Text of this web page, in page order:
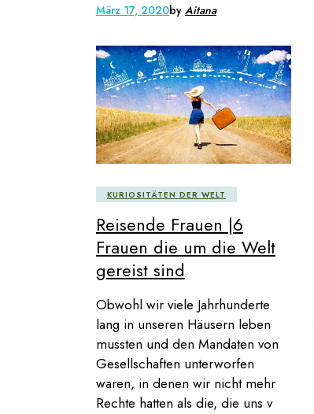
März 17, 2020by Aitana
KURIOSITÄTEN DER WELT
Reisende Frauen |6
Frauen die um die Welt
gereist sind
Obwohl wir viele Jahrhunderte
lang in unseren Häusern leben
mussten und den Mandaten von
Gesellschaften unterworfen
waren, in denen wir nicht mehr
Rechte hatten als die, die uns v